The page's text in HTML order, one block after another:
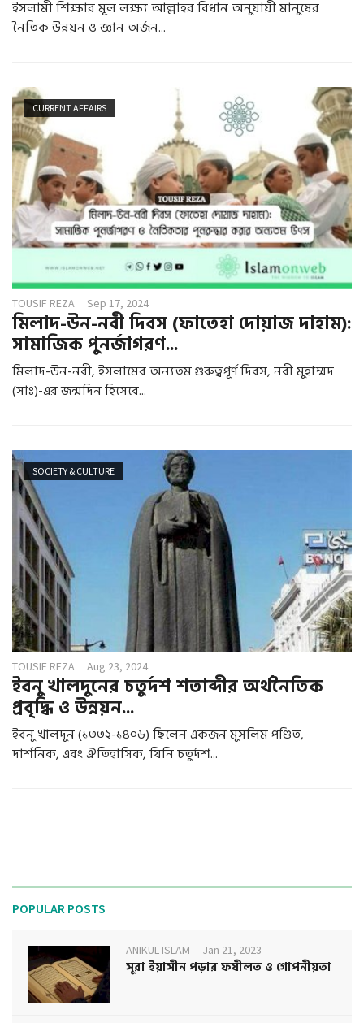
ইসলামী শিক্ষার মূল লক্ষ্য আল্লাহর বিধান অনুযায়ী মানুষের
নৈতিক উন্নয়ন ও জ্ঞান অর্জন...
CURRENT AFFAIRS
TOUSIF REZA Sep 17, 2024
মিলাদ-উন-নবী দিবস (ফাতেহা দোয়াজ দাহাম):
সামাজিক পুনর্জাগরণ...
মিলাদ-উন-নবী, ইসলামের অন্যতম গুরুত্বপূর্ণ দিবস, নবী মুহাম্মদ
(সাঃ)-এর জন্মদিন হিসেবে...
SOCIETY & CULTURE
TOUSIF REZA Aug 23, 2024
ইবনু খালদুনের চতুর্দশ শতাব্দীর অর্থনৈতিক
প্রবৃদ্ধি ও উন্নয়ন...
ইবনু খালদুন (১৩৩২-১৪০৬) ছিলেন একজন মুসলিম পণ্ডিত,
দার্শনিক, এবং ঐতিহাসিক, যিনি চতুর্দশ...
POPULAR POSTS
ANIKUL ISLAM Jan 21, 2023
সূরা ইয়াসীন পড়ার ফযীলত ও গোপনীয়তা